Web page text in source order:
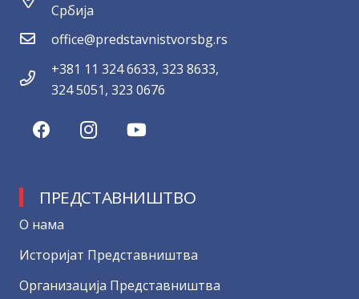
Србија
office@predstavnistvorsbg.rs
+381 11 324 6633, 323 8633,
324 5051, 323 0676
ПРЕДСТАВНИШТВО
О нама
Историјат Представништва
Организација Представништва